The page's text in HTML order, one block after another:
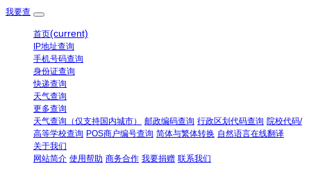
我要查
首页(current)
IP地址查询
手机号码查询
身份证查询
快递查询
天气查询
更多查询
天气查询（仅支持国内城市）
邮政编码查询 行政区划代码查询 院校代码/
高等学校查询 POS商户编号查询 简体与繁体转换 自然语言在线翻译
关于我们
网站简介 使用帮助 商务合作 我要捐赠 联系我们